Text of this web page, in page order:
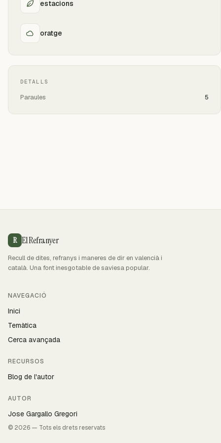
estacions
oratge
DETALLS
Paraules 5
R El Refranyer
Recull de dites, refranys i maneres de dir en valencià i
català. Una font inesgotable de saviesa popular.
NAVEGACIÓ
Inici
Temàtica
Cerca avançada
RECURSOS
Blog de l'autor
AUTOR
Jose Gargallo Gregori
© 2026 — Tots els drets reservats